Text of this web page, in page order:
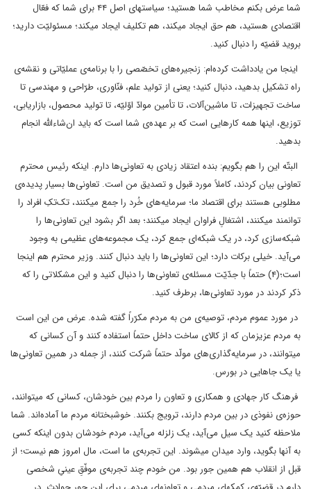
شما عرض بکنم مخاطب شما هستید؛ سیاستهای اصل ۴۴ برای شما که فعّال
اقتصادی هستید، هم حق ایجاد میکند، هم تکلیف ایجاد میکند؛ مسئولیّت دارید؛
بروید قضیّه را دنبال کنید.
اینجا من یادداشت کرده‌ام: زنجیره‌های تخصّصی را با برنامه‌ی عملیّاتی و نقشه‌ی
راه تشکیل بدهید، دنبال کنید؛ یعنی از تولید علم، فنّاوری، طرّاحی و مهندسی تا
ساخت تجهیزات، تا ماشین‌آلات، تا تأمین موادّ اوّلیّه، تا تولید محصول، بازاریابی،
توزیع، اینها همه کارهایی است که بر عهده‌ی شما است که باید ان‌شاءاللّه انجام
بدهید.
البتّه این را هم بگویم: بنده اعتقاد زیادی به تعاونی‌ها دارم. اینکه رئیس محترم
تعاونی بیان کردند، کاملاً مورد قبول و تصدیق من است. تعاونی‌ها بسیار پدیده‌ی
مطلوبی هستند برای اقتصاد ما؛ سرمایه‌های خُرد را جمع میکنند، تک‌تکِ افراد را
توانمند میکنند، اشتغالِ فراوان ایجاد میکنند؛ بعد اگر بشود این تعاونی‌ها را
شبکه‌سازی کرد، در یک شبکه‌ای جمع کرد، یک مجموعه‌های عظیمی به وجود
می‌آید. خیلی برکات دارد؛ این تعاونی‌ها را باید دنبال کنند. وزیر محترم هم اینجا
است؛(۴) حتماً با جدّیّت مسئله‌ی تعاونی‌ها را دنبال کنید و این مشکلاتی را که
ذکر کردند در مورد تعاونی‌ها، برطرف کنید.
در مورد عموم مردم، توصیه‌ی من به مردم مکرّراً گفته شده. عرض من این است
به مردم عزیزمان که از کالای ساخت داخل حتماً استفاده کنند و آن کسانی که
میتوانند، در سرمایه‌گذاری‌های مولّد حتماً شرکت کنند، از جمله در همین تعاونی‌ها
یا یک جاهایی در بورس.
فرهنگ کار جهادی و همکاری و تعاون را مردم بین خودشان، کسانی که میتوانند،
حوزه‌ی نفوذی در بین مردم دارند، ترویج بکنند. خوشبختانه مردم ما آماده‌اند. شما
ملاحظه کنید یک سیل می‌آید، یک زلزله می‌آید، مردم خودشان بدون اینکه کسی
به آنها بگوید، وارد میدان میشوند. این تجربه‌ی ما است، مال امروز هم نیست؛ از
قبل از انقلاب هم همین جور بود. من خودم چند تجربه‌ی موفّقِ عینیِ شخصی